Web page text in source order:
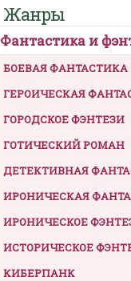
Жанры
Фантастика и
БОЕВАЯ ФАНТАСТИКА
ГЕРОИЧЕСКАЯ
ГОРОДСКОЕ ФЭНТЕЗИ
ГОТИЧЕСКИЙ РОМАН
ДЕТЕКТИВНАЯ
ИРОНИЧЕСКАЯ
ИРОНИЧЕСКОЕ
ИСТОРИЧЕСКОЕ
КИБЕРПАНК